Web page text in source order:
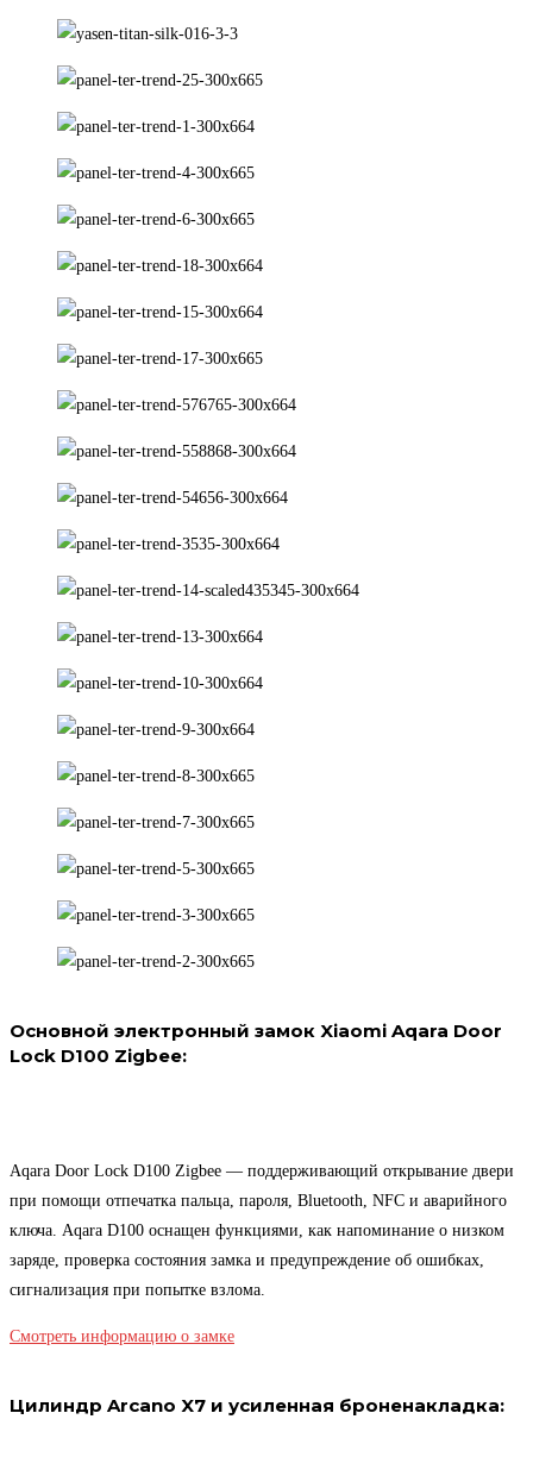
Основной электронный замок Xiaomi Aqara Door
Lock D100 Zigbee:
Aqara Door Lock D100 Zigbee — поддерживающий открывание двери
при помощи отпечатка пальца, пароля, Bluetooth, NFC и аварийного
ключа. Aqara D100 оснащен функциями, как напоминание о низком
заряде, проверка состояния замка и предупреждение об ошибках,
сигнализация при попытке взлома.
Смотреть информацию о замке
Цилиндр Arcano X7 и усиленная броненакладка: